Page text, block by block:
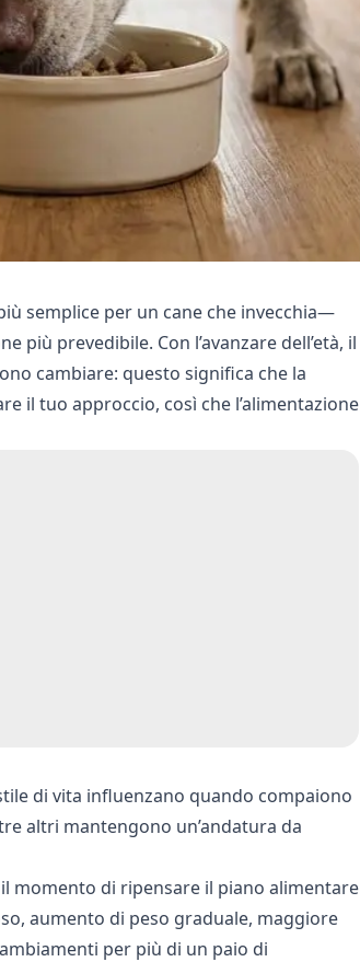
semplice per un cane che invecchia—
prevedibile. Con l’avanzare dell’età, il
cambiare: questo significa che la
il tuo approccio, così che l’alimentazione
di vita influenzano quando compaiono
altri mantengono un’andatura da
momento di ripensare il piano alimentare
aumento di peso graduale, maggiore
per più di un paio di